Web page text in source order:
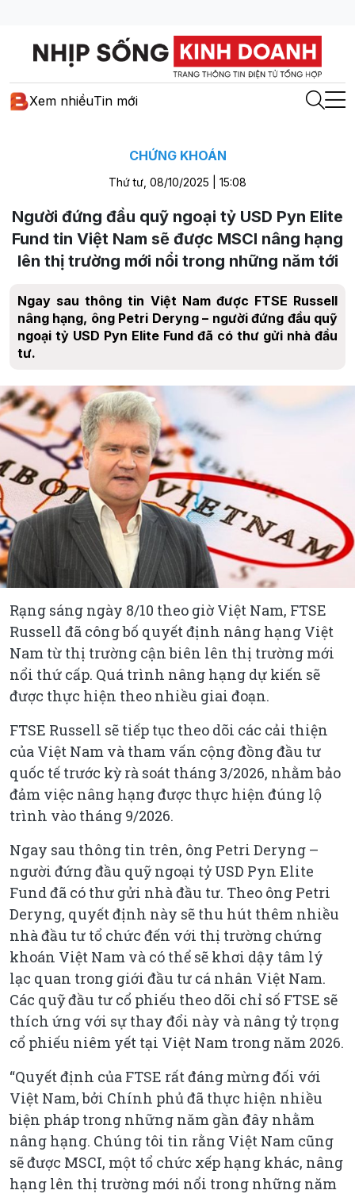
Xem nhiềuTin mới
CHỨNG KHOÁN
Thứ tư, 08/10/2025 | 15:08
Người đứng đầu quỹ ngoại tỷ USD Pyn Elite
Fund tin Việt Nam sẽ được MSCI nâng hạng
lên thị trường mới nổi trong những năm tới
Ngay sau thông tin Việt Nam được FTSE Russell
nâng hạng, ông Petri Deryng – người đứng đầu quỹ
ngoại tỷ USD Pyn Elite Fund đã có thư gửi nhà đầu
tư.
Rạng sáng ngày 8/10 theo giờ Việt Nam, FTSE
Russell đã công bố quyết định nâng hạng Việt
Nam từ thị trường cận biên lên thị trường mới
nổi thứ cấp. Quá trình nâng hạng dự kiến sẽ
được thực hiện theo nhiều giai đoạn.
FTSE Russell sẽ tiếp tục theo dõi các cải thiện
của Việt Nam và tham vấn cộng đồng đầu tư
quốc tế trước kỳ rà soát tháng 3/2026, nhằm bảo
đảm việc nâng hạng được thực hiện đúng lộ
trình vào tháng 9/2026.
Ngay sau thông tin trên, ông Petri Deryng –
người đứng đầu quỹ ngoại tỷ USD Pyn Elite
Fund đã có thư gửi nhà đầu tư. Theo ông Petri
Deryng, quyết định này sẽ thu hút thêm nhiều
nhà đầu tư tổ chức đến với thị trường chứng
khoán Việt Nam và có thể sẽ khơi dậy tâm lý
lạc quan trong giới đầu tư cá nhân Việt Nam.
Các quỹ đầu tư cổ phiếu theo dõi chỉ số FTSE sẽ
thích ứng với sự thay đổi này và nâng tỷ trọng
cổ phiếu niêm yết tại Việt Nam trong năm 2026.
“Quyết định của FTSE rất đáng mừng đối với
Việt Nam, bởi Chính phủ đã thực hiện nhiều
biện pháp trong những năm gần đây nhằm
nâng hạng. Chúng tôi tin rằng Việt Nam cũng
sẽ được MSCI, một tổ chức xếp hạng khác, nâng
hạng lên thị trường mới nổi trong những năm